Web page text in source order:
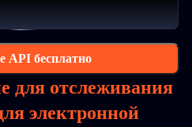
API бесплатно
для отслеживания
электронной